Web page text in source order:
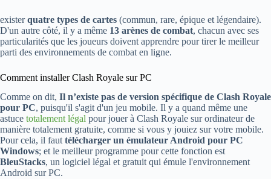
existerquatre types de cartes (commun, rare, épique et légendaire).
D'un autre côté, il y a même 13 arènes de combat, chacun avec ses
particularités que les joueurs doivent apprendre pour tirer le meilleur
parti des environnements de combat en ligne.
Comment installer Clash Royale sur PC
Comme on dit, Il n’existe pas de version spécifique de Clash Royale
pour PC, puisqu'il s'agit d'un jeu mobile. Il y a quand même une
astuce totalement légal pour jouer à Clash Royale sur ordinateur de
manière totalement gratuite, comme si vous y jouiez sur votre mobile.
Pour cela, il fauttélécharger un émulateur Android pour PC
Windows; et le meilleur programme pour cette fonction est
BleuStacks, un logiciel légal et gratuit qui émule l'environnement
Android sur PC.